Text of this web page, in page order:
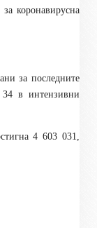
коронавирусна
за последните
34 в интензивни
4 603 031,